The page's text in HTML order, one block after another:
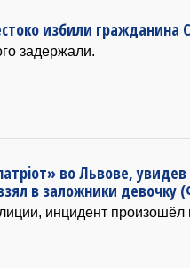
избили гражданина
задержали.
во Львове, увидев
в заложники девочку
инцидент произошёл